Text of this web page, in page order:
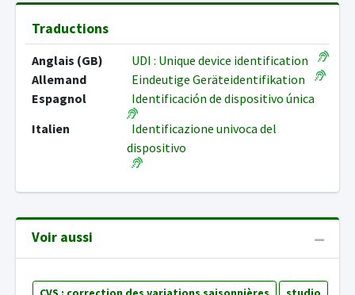
Traductions
Anglais (GB)
UDI : Unique device identification
Allemand
Eindeutige Geräteidentifikation
Espagnol
Identificación de dispositivo única
Italien
Identificazione univoca del
dispositivo
Voir aussi